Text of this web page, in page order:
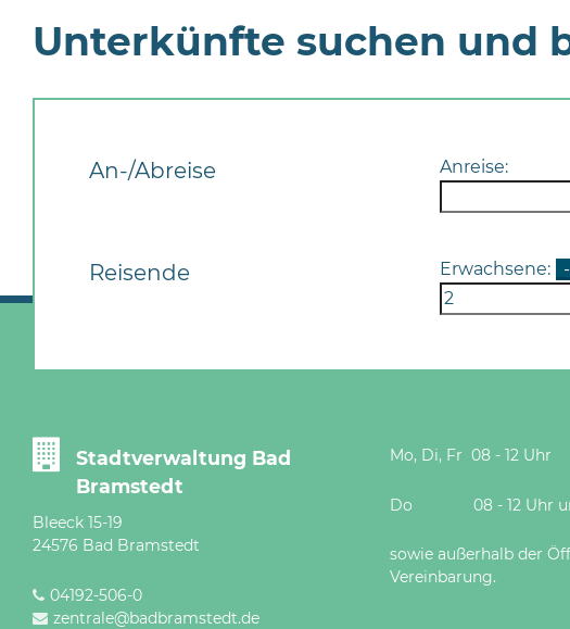
Unterkünfte suchen und
An-/Abreise Anreise:
Reisende Erwachsene: -
Stadtverwaltung Bad
Bramstedt
Bleeck 15-19
24576 Bad Bramstedt
04192-506-0
zentrale@badbramstedt.de
Mo, Di, Fr 08 - 12 Uhr
Do 08 - 12 Uhr und
sowie außerhalb der
Vereinbarung.